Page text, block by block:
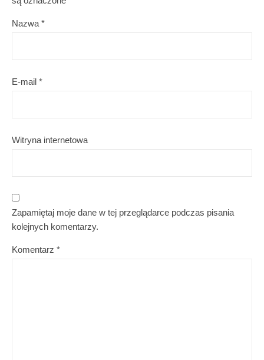
Nazwa *
E-mail *
Witryna internetowa
Zapamiętaj moje dane w tej przeglądarce podczas pisania
kolejnych komentarzy.
Komentarz *